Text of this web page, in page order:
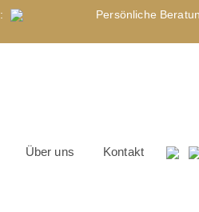
: Persönliche
Über uns Kontakt